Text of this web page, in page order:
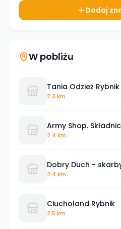
Dodaj
W pobliżu
Tania Odzież
Śląskich
2.3 km
Army Shop.
ekwipunkiem
2.4 km
Dobry Duch -
2.4 km
Ciucholand Rybnik
2.5 km